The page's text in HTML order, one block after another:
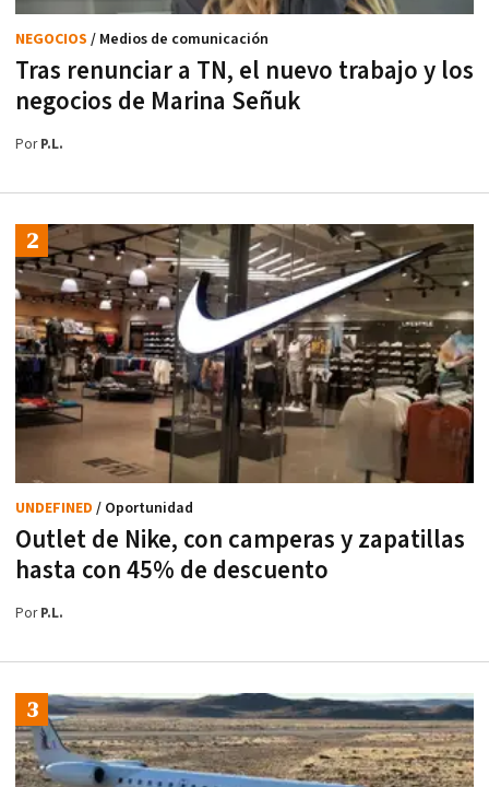
Tras renunciar a TN, el nuevo trabajo y los
negocios de Marina Señuk
NEGOCIOS / Medios de comunicación
PorP.L.
Outlet de Nike, con camperas y zapatillas
hasta con 45% de descuento
UNDEFINED / Oportunidad
PorP.L.